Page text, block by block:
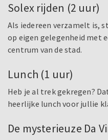
Solex rijden (2 uur)
Als iedereen verzamelt is,
op eigen gelegenheid met
centrum van de stad.
Lunch (1 uur)
Heb je al trek gekregen?
heerlijke lunch voor jullie
De mysterieuze Da